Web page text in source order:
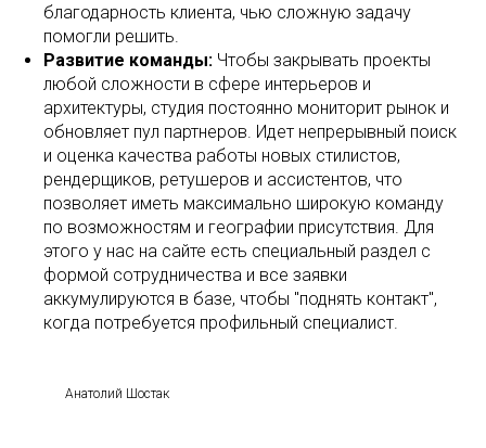
благодарность клиента, чью сложную задачу
помогли решить.
Развитие команды: Чтобы закрывать проекты
любой сложности в сфере интерьеров и
архитектуры, студия постоянно мониторит рынок и
обновляет пул партнеров. Идет непрерывный поиск
и оценка качества работы новых стилистов,
рендерщиков, ретушеров и ассистентов, что
позволяет иметь максимально широкую команду
по возможностям и географии присутствия. Для
этого у нас на сайте есть специальный раздел с
формой сотрудничества и все заявки
аккумулируются в базе, чтобы "поднять контакт",
когда потребуется профильный специалист.
Анатолий Шостак